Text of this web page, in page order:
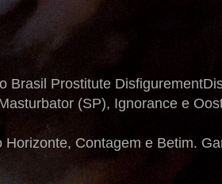
Brasil Prostitute
(SP), Ignorance e
Contagem e Betim.